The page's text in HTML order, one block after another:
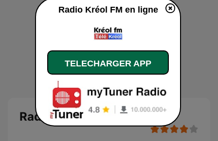
Radio Kréol FM
Radio Kréol FM en ligne
TELECHARGER APP